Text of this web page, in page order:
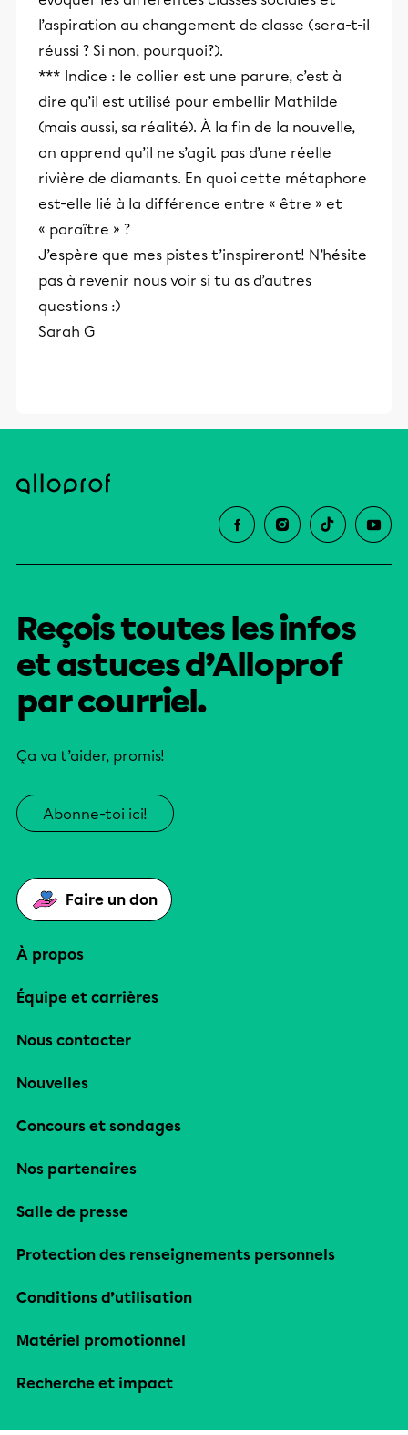
l’aspiration au changement de classe (sera-t-il
réussi ? Si non, pourquoi?).
*** Indice : le collier est une parure, c’est à
dire qu’il est utilisé pour embellir Mathilde
(mais aussi, sa réalité). À la fin de la nouvelle,
on apprend qu’il ne s’agit pas d’une réelle
rivière de diamants. En quoi cette métaphore
est-elle lié à la différence entre « être » et
« paraître » ?
J’espère que mes pistes t’inspireront! N’hésite
pas à revenir nous voir si tu as d’autres
questions :)
Sarah G
Reçois toutes les infos
et astuces d’Alloprof
par courriel.
Ça va t’aider, promis!
Abonne-toi ici!
Faire un don
À propos
Équipe et carrières
Nous contacter
Nouvelles
Concours et sondages
Nos partenaires
Salle de presse
Protection des renseignements personnels
Conditions d’utilisation
Matériel promotionnel
Recherche et impact